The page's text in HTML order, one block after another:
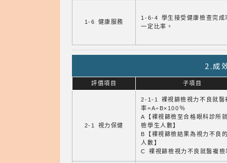
1-6 健康服務
1-6-4 學生接受健康檢查完成
一定比率。
2.成
評價項目 子項目
2-1 視力保健
2-1-1 裸視篩檢視力不良就醫
率=A÷B×100％
A【裸視篩檢至合格眼科診所
檢學生人數】
B【裸視篩檢結果為視力不良
人數】
C 裸視篩檢視力不良就醫複檢